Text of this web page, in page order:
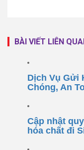
BÀI VIẾT LIÊN
Dịch Vụ Gửi
Chóng, An
Cập nhật
hóa chất đi